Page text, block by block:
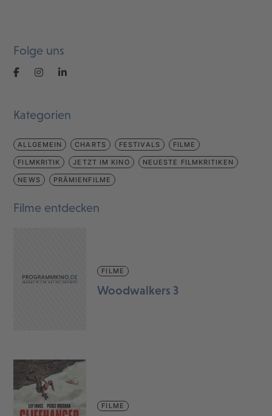
Folge uns
Kategorien
ALLGEMEIN CHARTS FESTIVALS FILME
FILMKRITIK JETZT IM KINO NEUESTE FILMKRITIKEN
NEWS PRÄMIENFILME
Filme entdecken
FILME
Woodwalkers 3
FILME